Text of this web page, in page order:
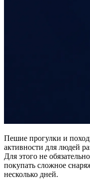
Пешие прогулки и
активности для людей
Для этого не
покупать сложное
несколько дней.